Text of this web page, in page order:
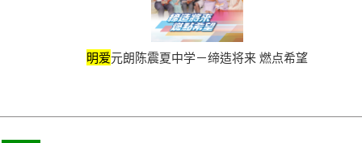
明爱元朗陈震夏中学－缔造将来 燃点希望